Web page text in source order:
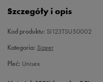
Szczegóły i opis
Kod produktu: SI123TSU50002
Kategoria: Sizeer
Płeć: Unisex